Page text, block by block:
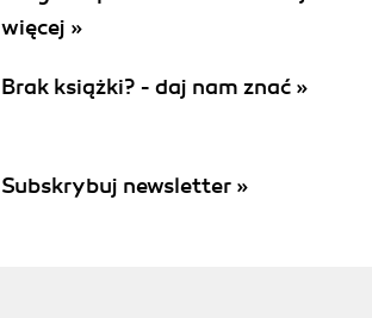
więcej »
Brak książki? - daj nam znać »
Subskrybuj newsletter »